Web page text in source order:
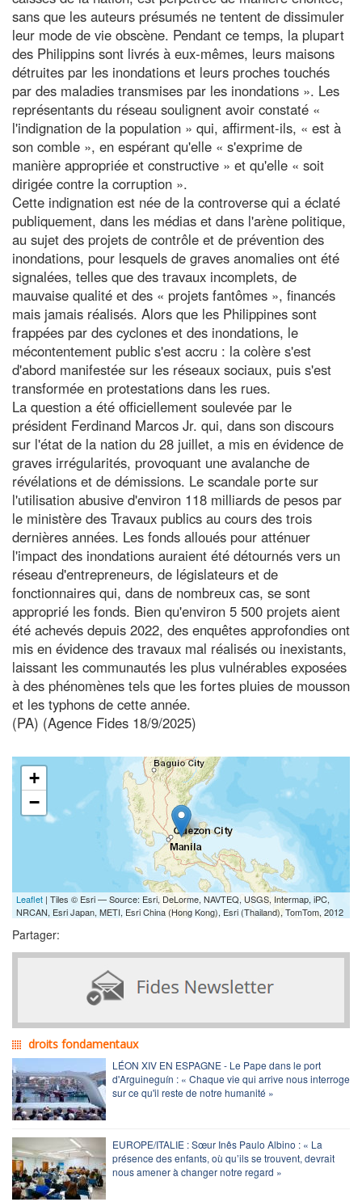
sans que les auteurs présumés ne tentent de dissimuler
leur mode de vie obscène. Pendant ce temps, la plupart
des Philippins sont livrés à eux-mêmes, leurs maisons
détruites par les inondations et leurs proches touchés
par des maladies transmises par les inondations ». Les
représentants du réseau soulignent avoir constaté «
l'indignation de la population » qui, affirment-ils, « est à
son comble », en espérant qu'elle « s'exprime de
manière appropriée et constructive » et qu'elle « soit
dirigée contre la corruption ».
Cette indignation est née de la controverse qui a éclaté
publiquement, dans les médias et dans l'arène politique,
au sujet des projets de contrôle et de prévention des
inondations, pour lesquels de graves anomalies ont été
signalées, telles que des travaux incomplets, de
mauvaise qualité et des « projets fantômes », financés
mais jamais réalisés. Alors que les Philippines sont
frappées par des cyclones et des inondations, le
mécontentement public s'est accru : la colère s'est
d'abord manifestée sur les réseaux sociaux, puis s'est
transformée en protestations dans les rues.
La question a été officiellement soulevée par le
président Ferdinand Marcos Jr. qui, dans son discours
sur l'état de la nation du 28 juillet, a mis en évidence de
graves irrégularités, provoquant une avalanche de
révélations et de démissions. Le scandale porte sur
l'utilisation abusive d'environ 118 milliards de pesos par
le ministère des Travaux publics au cours des trois
dernières années. Les fonds alloués pour atténuer
l'impact des inondations auraient été détournés vers un
réseau d'entrepreneurs, de législateurs et de
fonctionnaires qui, dans de nombreux cas, se sont
approprié les fonds. Bien qu'environ 5 500 projets aient
été achevés depuis 2022, des enquêtes approfondies ont
mis en évidence des travaux mal réalisés ou inexistants,
laissant les communautés les plus vulnérables exposées
à des phénomènes tels que les fortes pluies de mousson
et les typhons de cette année.
(PA) (Agence Fides 18/9/2025)
+
−
Leaflet | Tiles © Esri — Source: Esri, DeLorme, NAVTEQ, USGS, Intermap, iPC,
NRCAN, Esri Japan, METI, Esri China (Hong Kong), Esri (Thailand), TomTom, 2012
Partager:
droits fondamentaux
LÉON XIV EN ESPAGNE - Le Pape dans le port
d'Arguineguín : « Chaque vie qui arrive nous interroge
sur ce qu'il reste de notre humanité »
EUROPE/ITALIE : Sœur Inês Paulo Albino : « La
présence des enfants, où qu’ils se trouvent, devrait
nous amener à changer notre regard »